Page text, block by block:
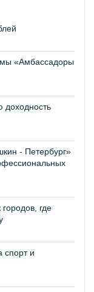
«Амбассадоры
доходность
- Петербург»
где
спорт и